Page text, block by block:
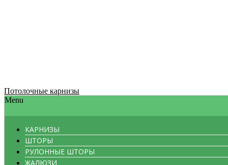
Потолочные карнизы
Menu
КАРНИЗЫ
ШТОРЫ
РУЛОННЫЕ ШТОРЫ
ЖАЛЮЗИ